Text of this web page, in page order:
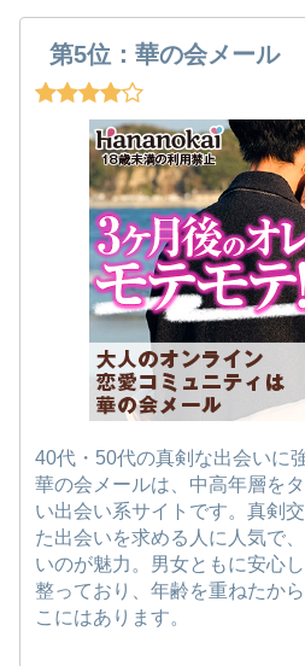
第5位：華の会メール
40代・50代の真剣な出会いに
華の会メールは、中高年層を
い出会い系サイトです。真剣
た出会いを求める人に人気で
いのが魅力。男女ともに安心
整っており、年齢を重ねたか
こにはあります。